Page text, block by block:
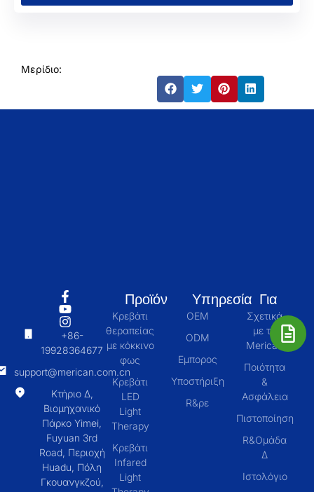
Μερίδιο:
+86-
19928364677
support@merican.com.cn
Κτήριο Δ,
Βιομηχανικό
Πάρκο Yimei,
Fuyuan 3rd
Road, Περιοχή
Huadu, Πόλη
Γκουανγκζού,
Προϊόν
Κρεβάτι
θεραπείας
με κόκκινο
φως
Κρεβάτι
LED
Light
Therapy
Κρεβάτι
Infared
Light
Υπηρεσία
OEM
ODM
Εμπορος
Υποστήριξη
R&ρε
Για
Σχετικά
με το
Merican
Ποιότητα
&
Ασφάλεια
Πιστοποίηση
R&Ομάδα
Δ
Ιστολόγιο